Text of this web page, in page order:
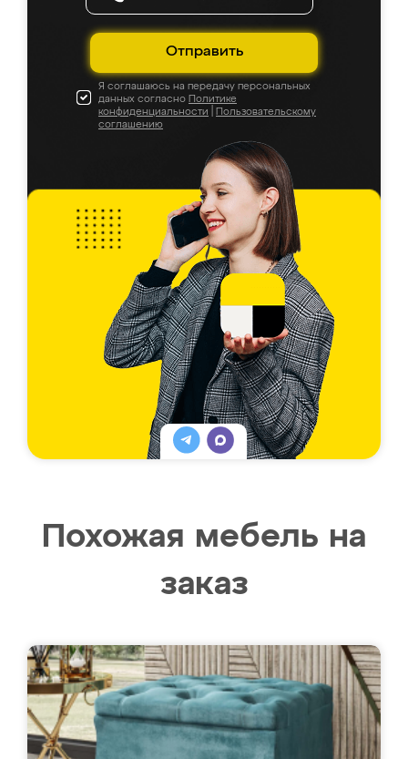
Отправить
Я соглашаюсь на передачу персональных
данных согласно Политике
конфиденциальности
Пользовательскому
соглашению
Похожая мебель на
заказ